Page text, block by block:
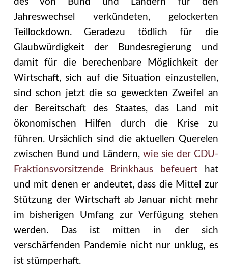
Jahreswechsel verkündeten, gelockerten
Teillockdown. Geradezu tödlich für die
Glaubwürdigkeit der Bundesregierung und
damit für die berechenbare Möglichkeit der
Wirtschaft, sich auf die Situation einzustellen,
sind schon jetzt die so geweckten Zweifel an
der Bereitschaft des Staates, das Land mit
ökonomischen Hilfen durch die Krise zu
führen. Ursächlich sind die aktuellen Querelen
zwischen Bund und Ländern, wie sie der CDU-
Fraktionsvorsitzende Brinkhaus befeuert hat
und mit denen er andeutet, dass die Mittel zur
Stützung der Wirtschaft ab Januar nicht mehr
im bisherigen Umfang zur Verfügung stehen
werden. Das ist mitten in der sich
verschärfenden Pandemie nicht nur unklug, es
ist stümperhaft.